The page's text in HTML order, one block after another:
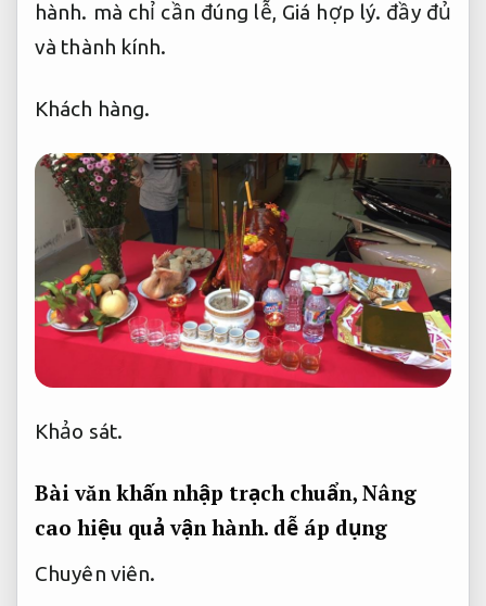
hành. mà chỉ cần đúng lễ, Giá hợp lý. đầy đủ
và thành kính.
Khách hàng.
Khảo sát.
Bài văn khấn nhập trạch chuẩn, Nâng
cao hiệu quả vận hành. dễ áp dụng
Chuyên viên.